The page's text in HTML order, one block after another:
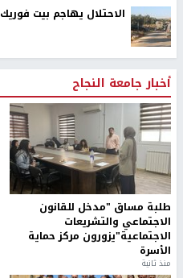
الاحتلال يهاجم بيت فوريك
أخبار جامعة النجاح
طلبة مساق "مدخل للقانون
الاجتماعي والتشريعات
الاجتماعية"يزورون مركز حماية
الأسرة
منذ ثانية